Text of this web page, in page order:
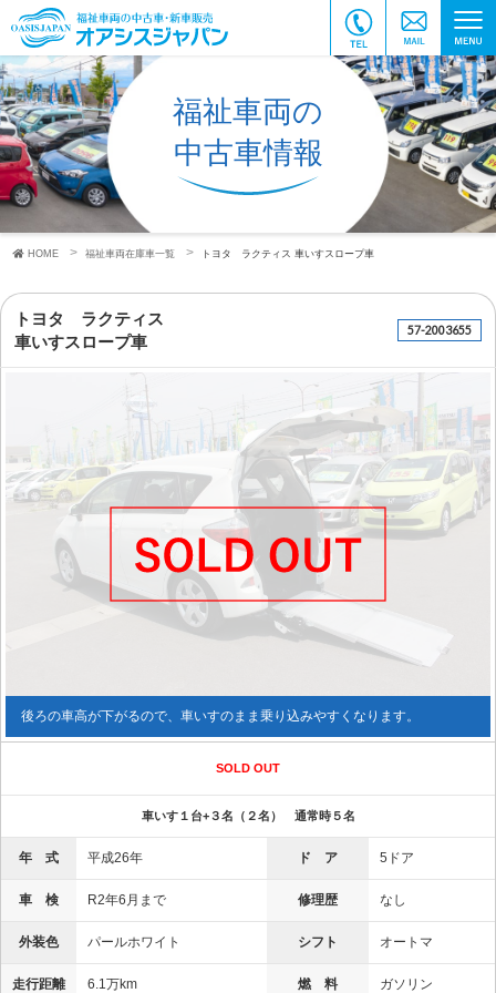
福祉車両の
中古車情報
HOME 福祉車両在庫車一覧 トヨタ ラクティス 車いすスロープ車
トヨタ ラクティス
車いすスロープ車
57-2003655
後ろの車高が下がるので、車いすのまま乗り込みやすくなります。
SOLD OUT
車いす１台+３名（２名） 通常時５名
年 式 平成26年 ド ア 5ドア
車 検 R2年6月まで 修理歴 なし
外装色 パールホワイト シフト オートマ
走行距離 6.1万km 燃 料 ガソリン